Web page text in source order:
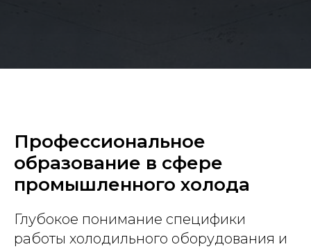
Профессиональное
образование в сфере
промышленного холода
Глубокое понимание специфики
работы холодильного оборудования и